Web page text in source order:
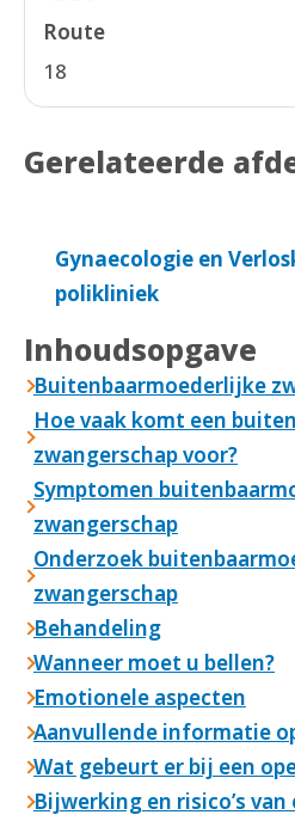
Inhoudsopgave
Buitenbaarmoederlijke
Hoe vaak komt een
zwangerschap voor?
Symptomen
zwangerschap
Onderzoek
zwangerschap
Behandeling
Wanneer moet u bellen?
Emotionele aspecten
Aanvullende informatie
Wat gebeurt er bij een
Bijwerking en risico’s
Route
18
Gerelateerde
Gynaecologie en
polikliniek